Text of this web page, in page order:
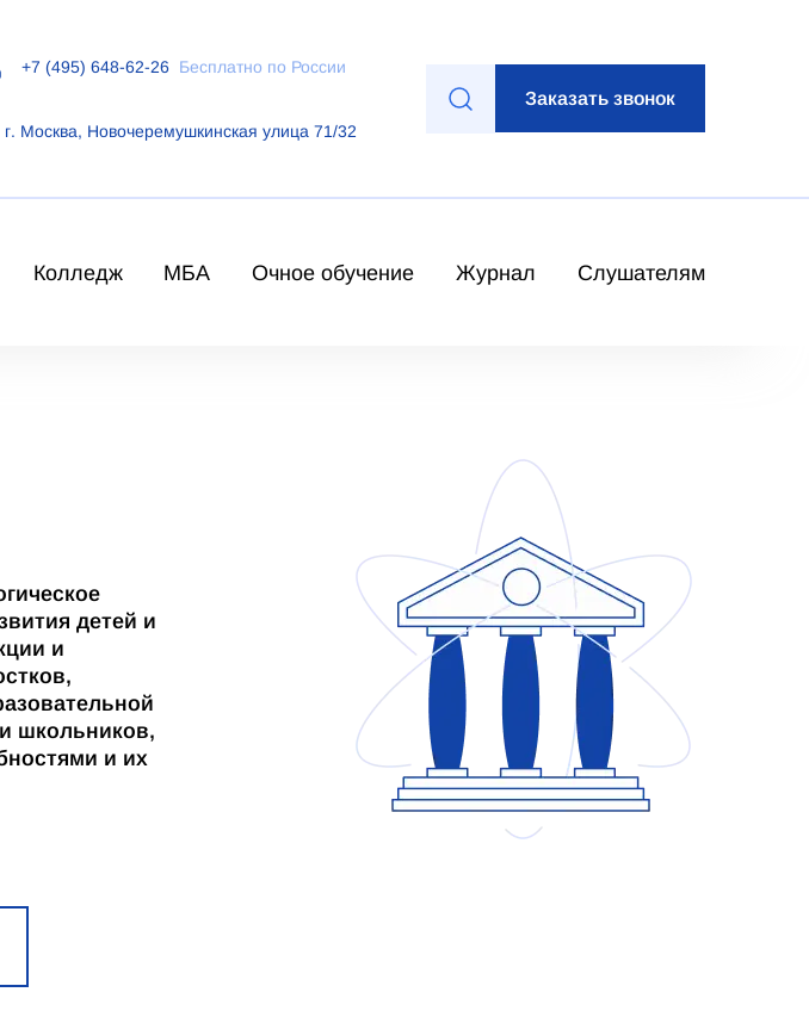
+7 (495) 648-62-26 Бесплатно по России
г. Москва, Новочеремушкинская улица 71/32
Заказать звонок
Колледж МБА Очное обучение Журнал Слушателям
детей и
и
школьников,
и их